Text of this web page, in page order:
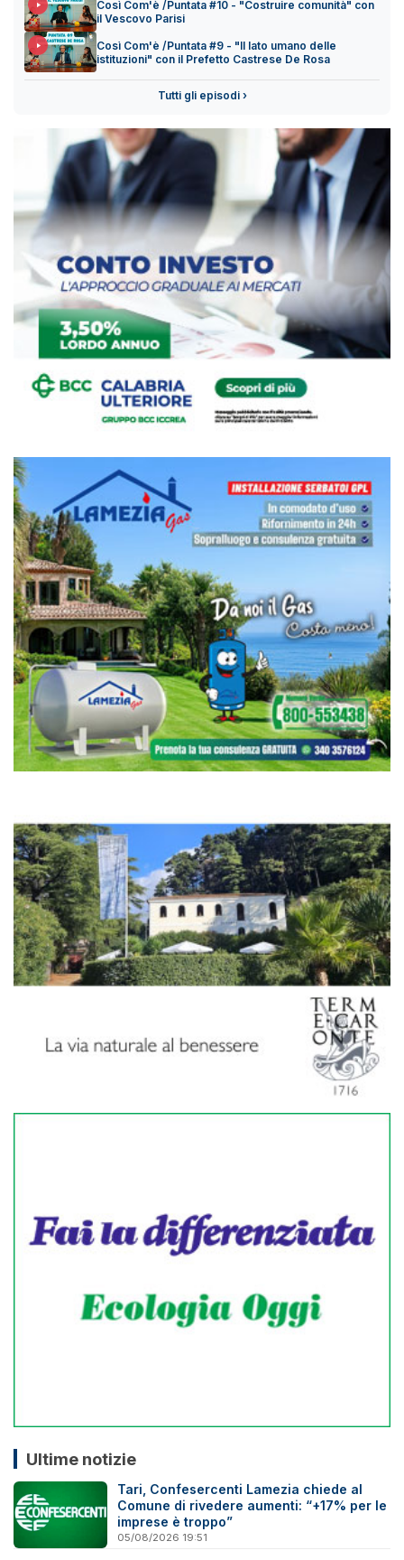
Così Com'è /Puntata #10 - "Costruire comunità" con
il Vescovo Parisi
Così Com'è /Puntata #9 - "Il lato umano delle
istituzioni" con il Prefetto Castrese De Rosa
Tutti gli episodi ›
Ultime notizie
Tari, Confesercenti Lamezia chiede al
Comune di rivedere aumenti: “+17% per le
imprese è troppo”
05/08/2026 19:51